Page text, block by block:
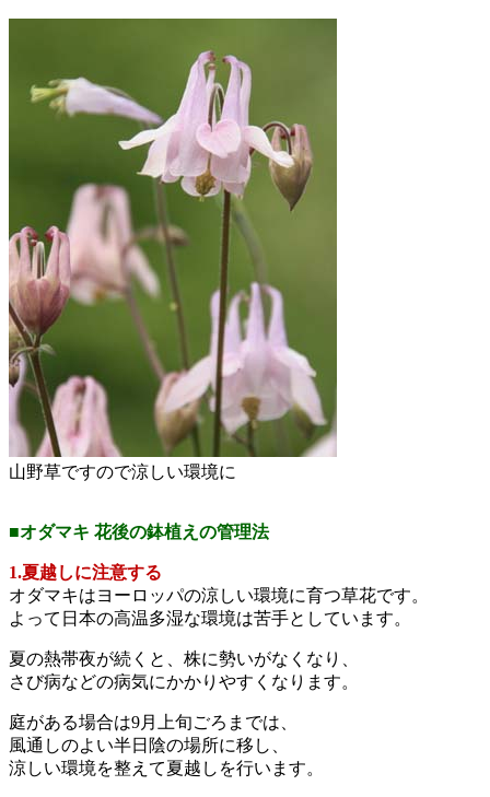
山野草ですので涼しい環境に
■オダマキ 花後の鉢植えの管理法
1.夏越しに注意する
オダマキはヨーロッパの涼しい環境に育つ草花です。
よって日本の高温多湿な環境は苦手としています。
夏の熱帯夜が続くと、株に勢いがなくなり、
さび病などの病気にかかりやすくなります。
庭がある場合は9月上旬ごろまでは、
風通しのよい半日陰の場所に移し、
涼しい環境を整えて夏越しを行います。